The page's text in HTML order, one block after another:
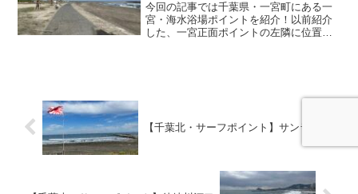
今回の記事では千葉県・一宮町にある一
宮・海水浴場ポイントを紹介！以前紹介
した、一宮正面ポイントの左隣に位置
【千葉北・サーフポイント】サンライズ